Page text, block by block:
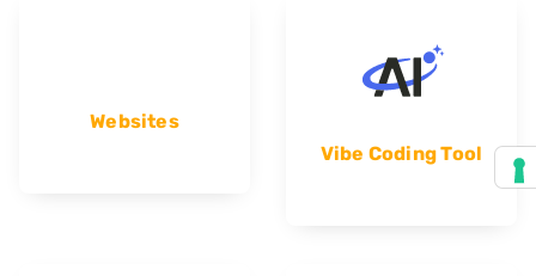
Websites
Vibe Coding Tool